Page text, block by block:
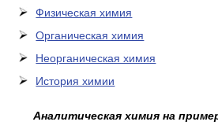
Физическая химия
Органическая химия
Неорганическая химия
История химии
Аналитическая химия на